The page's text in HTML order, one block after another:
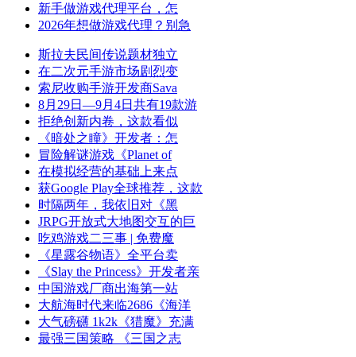
新手做游戏代理平台，怎
2026年想做游戏代理？别急
斯拉夫民间传说题材独立
在二次元手游市场剧烈变
索尼收购手游开发商Sava
8月29日—9月4日共有19款游
拒绝创新内卷，这款看似
《暗处之瞳》开发者：怎
冒险解谜游戏《Planet of
在模拟经营的基础上来点
获Google Play全球推荐，这款
时隔两年，我依旧对《黑
JRPG开放式大地图交互的巨
吃鸡游戏二三事 | 免费魔
《星露谷物语》全平台卖
《Slay the Princess》开发者亲
中国游戏厂商出海第一站
大航海时代来临2686《海洋
大气磅礴 1k2k《猎魔》充满
最强三国策略 《三国之志